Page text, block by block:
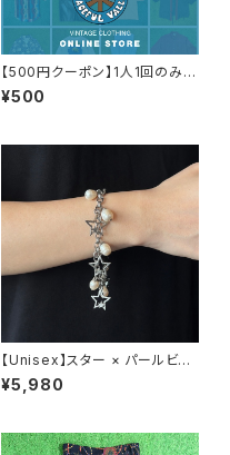
【500円クーポン】1人1回のみご
利用可能！
¥500
【Unisex】スター × パールビー
ズ チャーム チェーン ブレスレッ
ト / 古着 アクセサリー N1109
¥5,980